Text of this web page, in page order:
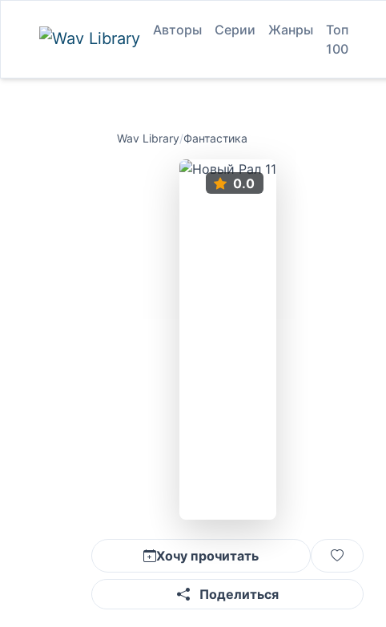
Авторы Серии Жанры
Топ
100
Wav Library/Фантастика
0.0
Хочу прочитать
Поделиться